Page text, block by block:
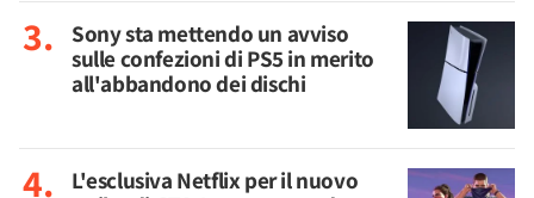
Sony sta mettendo un avviso
sulle confezioni di PS5 in merito
all'abbandono dei dischi
L'esclusiva Netflix per il nuovo